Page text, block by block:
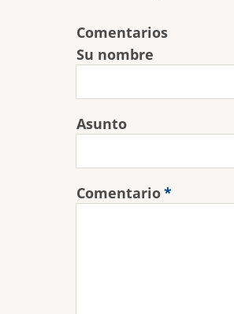
Comentarios
Su nombre
Asunto
Comentario